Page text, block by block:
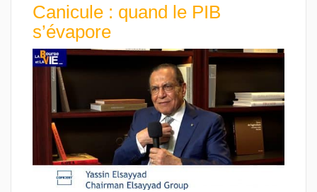
Canicule : quand le PIB
s’évapore